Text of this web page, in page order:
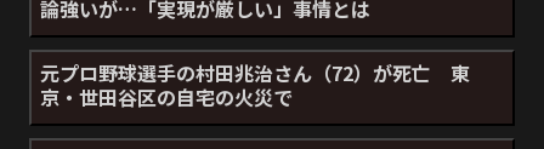
論強いが…「実現が厳しい」事情とは
元プロ野球選手の村田兆治さん（72）が死亡 東
京・世田谷区の自宅の火災で